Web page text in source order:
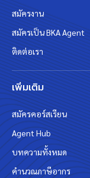
สมัครงาน
สมัครเป็น BKA Agent
ติดต่อเรา
เพิ่มเติม
สมัครคอร์สเรียน
Agent Hub
บทความทั้งหมด
คำนวณภาษีอากร